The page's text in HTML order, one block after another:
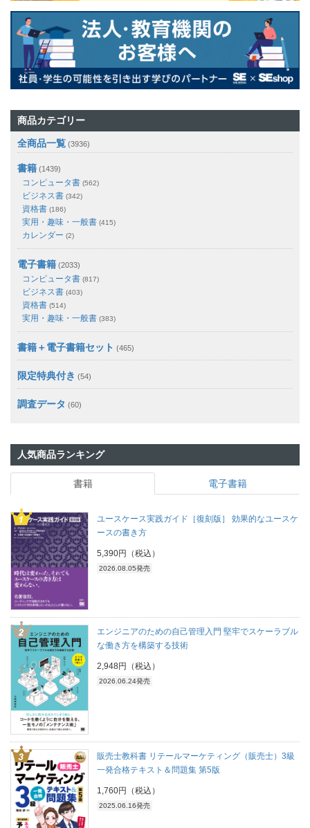
商品カテゴリー
全商品一覧 (3936)
書籍 (1439)
コンピュータ書 (562)
ビジネス書 (342)
資格書 (186)
実用・趣味・一般書 (415)
カレンダー (2)
電子書籍 (2033)
コンピュータ書 (817)
ビジネス書 (403)
資格書 (514)
実用・趣味・一般書 (383)
書籍＋電子書籍セット (465)
限定特典付き (54)
調査データ (60)
人気商品ランキング
書籍 電子書籍
ユースケース実践ガイド［復刻版］ 効果的なユースケ
ースの書き方
5,390円（税込）
2026.08.05発売
エンジニアのための自己管理入門 堅牢でスケーラブル
な働き方を構築する技術
2,948円（税込）
2026.06.24発売
販売士教科書 リテールマーケティング（販売士）3級
一発合格テキスト＆問題集 第5版
1,760円（税込）
2025.06.16発売